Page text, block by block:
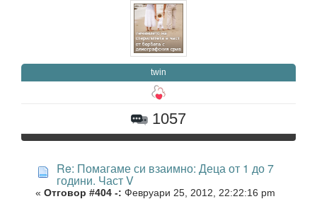
twin
1057
Re: Помагаме си взаимно: Деца от 1 до 7
години. Част V
« Отговор #404 -: Февруари 25, 2012, 22:22:16 pm